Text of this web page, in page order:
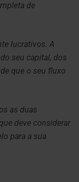
de
lucrativos. A
seu capital, dos
que o seu fluxo
as duas
deve considerar
para a sua